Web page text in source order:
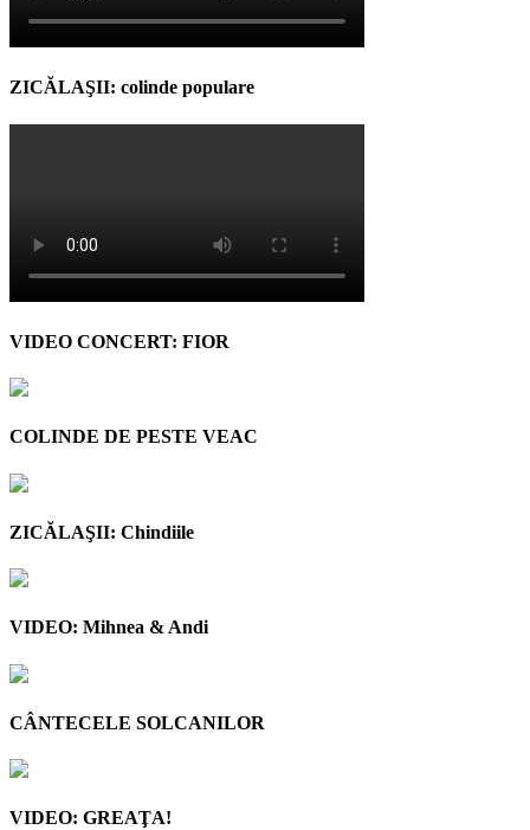
ZICĂLAŞII: colinde populare
VIDEO CONCERT: FIOR
COLINDE DE PESTE VEAC
ZICĂLAŞII: Chindiile
VIDEO: Mihnea & Andi
CÂNTECELE SOLCANILOR
VIDEO: GREAŢA!